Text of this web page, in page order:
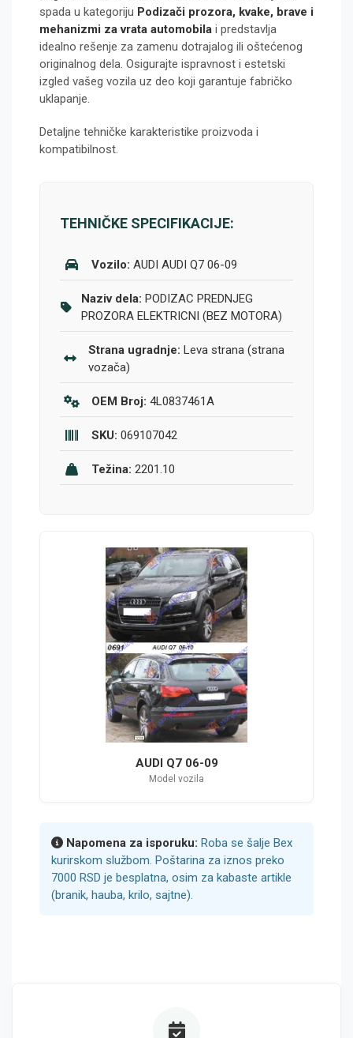
spada u kategoriju Podizači prozora, kvake, brave i
mehanizmi za vrata automobila i predstavlja
idealno rešenje za zamenu dotrajalog ili oštećenog
originalnog dela. Osigurajte ispravnost i estetski
izgled vašeg vozila uz deo koji garantuje fabričko
uklapanje.
Detaljne tehničke karakteristike proizvoda i
kompatibilnost.
TEHNIČKE SPECIFIKACIJE:
Vozilo: AUDI AUDI Q7 06-09
Naziv dela: PODIZAC PREDNJEG
PROZORA ELEKTRICNI (BEZ MOTORA)
Strana ugradnje: Leva strana (strana
vozača)
OEM Broj: 4L0837461A
SKU: 069107042
Težina: 2201.10
AUDI Q7 06-09
Model vozila
Napomena za isporuku: Roba se šalje Bex
kurirskom službom. Poštarina za iznos preko
7000 RSD je besplatna, osim za kabaste artikle
(branik, hauba, krilo, sajtne).